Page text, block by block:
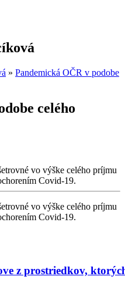
» Pandemická OČR v podobe
celého
vo výške celého príjmu
Covid-19.
vo výške celého príjmu
Covid-19.
z prostriedkov,